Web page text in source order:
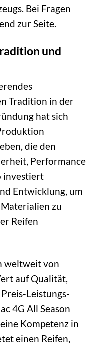
Bei Fragen
zur Seite.
und
Tradition in der
hat sich
die den
Performance
investiert
Entwicklung, um
zu
Reifen
weltweit von
auf Qualität,
Leistungs-
4G All Season
Kompetenz in
einen Reifen,